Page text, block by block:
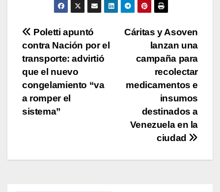
p
o
o
k
n
tir
Navegación
de
entradas
Cáritas y Asoven
lanzan una
campaña para
recolectar
medicamentos e
insumos
destinados a
Venezuela en la
ciudad
Poletti apuntó
contra Nación por el
transporte: advirtió
que el nuevo
congelamiento “va
a romper el
sistema”